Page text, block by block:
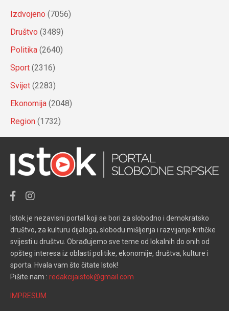
Izdvojeno (7056)
Društvo (3489)
Politika (2640)
Sport (2316)
Svijet (2283)
Ekonomija (2048)
Region (1732)
Istok je nezavisni portal koji se bori za slobodno i demokratsko
društvo, za kulturu dijaloga, slobodu mišljenja i razvijanje kritičke
svijesti u društvu. Obrađujemo sve teme od lokalnih do onih od
opšteg interesa iz oblasti politike, ekonomije, društva, kulture i
sporta. Hvala vam što čitate Istok!
Pišite nam : redakcijaistok@gmail.com
IMPRESUM